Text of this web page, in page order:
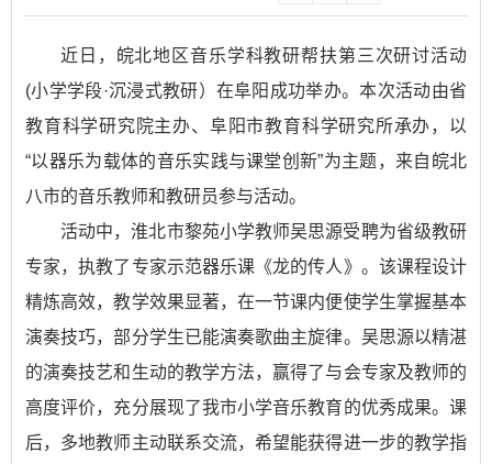
近日，皖北地区音乐学科教研帮扶第三次研讨活动
(小学学段·沉浸式教研）在阜阳成功举办。本次活动由省
教育科学研究院主办、阜阳市教育科学研究所承办，以
“以器乐为载体的音乐实践与课堂创新”为主题，来自皖北
八市的音乐教师和教研员参与活动。
活动中，淮北市黎苑小学教师吴思源受聘为省级教研
专家，执教了专家示范器乐课《龙的传人》。该课程设计
精炼高效，教学效果显著，在一节课内便使学生掌握基本
演奏技巧，部分学生已能演奏歌曲主旋律。吴思源以精湛
的演奏技艺和生动的教学方法，赢得了与会专家及教师的
高度评价，充分展现了我市小学音乐教育的优秀成果。课
后，多地教师主动联系交流，希望能获得进一步的教学指